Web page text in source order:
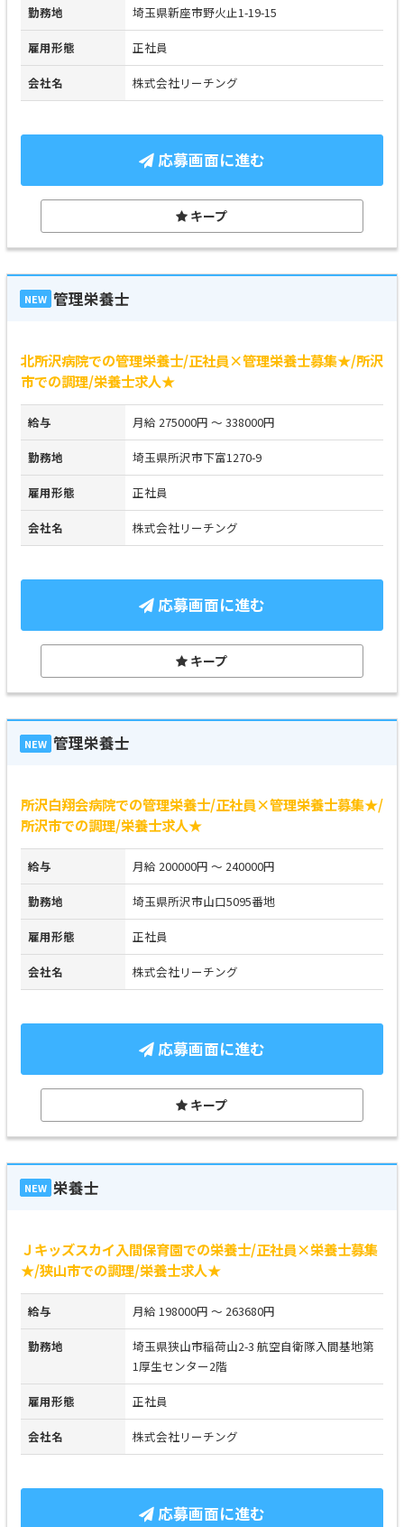
勤務地 埼玉県新座市野火止1-19-15
雇用形態 正社員
会社名 株式会社リーチング
応募画面に進む
キープ
NEW 管理栄養士
北所沢病院での管理栄養士/正社員×管理栄養士募集★/所沢
市での調理/栄養士求人★
給与 月給 275000円 ～ 338000円
勤務地 埼玉県所沢市下富1270-9
雇用形態 正社員
会社名 株式会社リーチング
応募画面に進む
キープ
NEW 管理栄養士
所沢白翔会病院での管理栄養士/正社員×管理栄養士募集★/
所沢市での調理/栄養士求人★
給与 月給 200000円 ～ 240000円
勤務地 埼玉県所沢市山口5095番地
雇用形態 正社員
会社名 株式会社リーチング
応募画面に進む
キープ
NEW 栄養士
Ｊキッズスカイ入間保育園での栄養士/正社員×栄養士募集
★/狭山市での調理/栄養士求人★
給与 月給 198000円 ～ 263680円
勤務地
埼玉県狭山市稲荷山2-3 航空自衛隊入間基地第
1厚生センター2階
雇用形態 正社員
会社名 株式会社リーチング
応募画面に進む